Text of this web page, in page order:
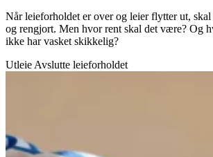
Når leieforholdet er over og leier flytter ut,
og rengjort. Men hvor rent skal det være? Og
ikke har vasket skikkelig?
Utleie Avslutte leieforholdet